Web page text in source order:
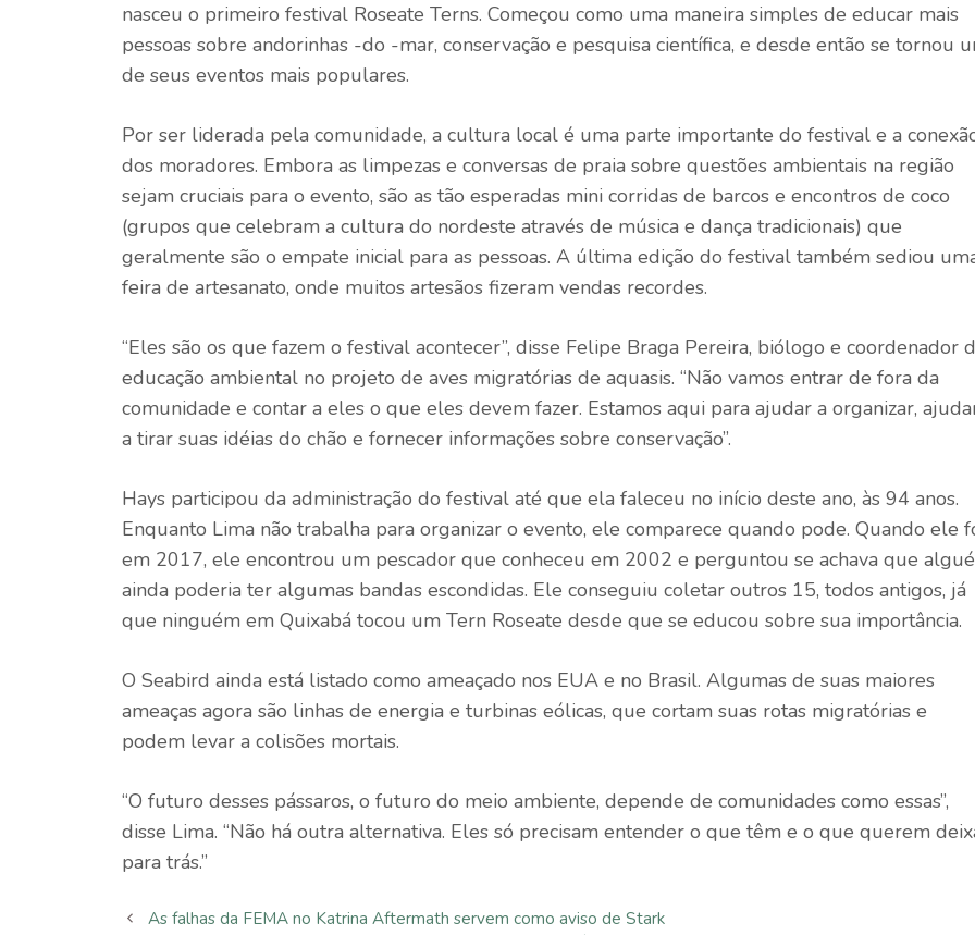
nasceu o primeiro festival Roseate Terns. Começou como uma maneira simples de educar mais
pessoas sobre andorinhas -do -mar, conservação e pesquisa científica, e desde então se tornou
de seus eventos mais populares.
Por ser liderada pela comunidade, a cultura local é uma parte importante do festival e a
dos moradores. Embora as limpezas e conversas de praia sobre questões ambientais na região
sejam cruciais para o evento, são as tão esperadas mini corridas de barcos e encontros de coco
(grupos que celebram a cultura do nordeste através de música e dança tradicionais) que
geralmente são o empate inicial para as pessoas. A última edição do festival também sediou
feira de artesanato, onde muitos artesãos fizeram vendas recordes.
“Eles são os que fazem o festival acontecer”, disse Felipe Braga Pereira, biólogo e coordenador
educação ambiental no projeto de aves migratórias de aquasis. “Não vamos entrar de fora da
comunidade e contar a eles o que eles devem fazer. Estamos aqui para ajudar a organizar,
a tirar suas idéias do chão e fornecer informações sobre conservação”.
Hays participou da administração do festival até que ela faleceu no início deste ano, às 94 anos.
Enquanto Lima não trabalha para organizar o evento, ele comparece quando pode. Quando ele
em 2017, ele encontrou um pescador que conheceu em 2002 e perguntou se achava que
ainda poderia ter algumas bandas escondidas. Ele conseguiu coletar outros 15, todos antigos, já
que ninguém em Quixabá tocou um Tern Roseate desde que se educou sobre sua importância.
O Seabird ainda está listado como ameaçado nos EUA e no Brasil. Algumas de suas maiores
ameaças agora são linhas de energia e turbinas eólicas, que cortam suas rotas migratórias e
podem levar a colisões mortais.
“O futuro desses pássaros, o futuro do meio ambiente, depende de comunidades como essas”,
disse Lima. “Não há outra alternativa. Eles só precisam entender o que têm e o que querem
para trás.”
As falhas da FEMA no Katrina Aftermath servem como aviso de Stark